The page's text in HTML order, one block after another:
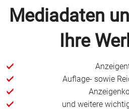
Mediadaten
Ihre
Auflage- sowie
und weitere